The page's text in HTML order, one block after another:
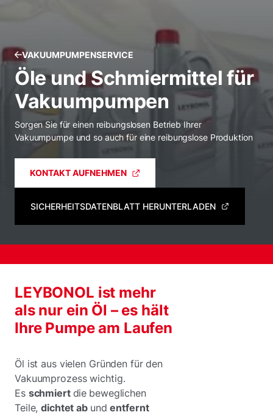
VAKUUMPUMPENSERVICE
Öle und Schmiermittel für
Vakuumpumpen
Sorgen Sie für einen reibungslosen Betrieb Ihrer
Vakuumpumpe und so auch für eine reibungslose Produktion
KONTAKT AUFNEHMEN
SICHERHEITSDATENBLATT HERUNTERLADEN
LEYBONOL ist mehr
als nur ein Öl – es hält
Ihre Pumpe am Laufen
Öl ist aus vielen Gründen für den
Vakuumprozess wichtig.
Es schmiert die beweglichen
Teile,dichtet ab undentfernt